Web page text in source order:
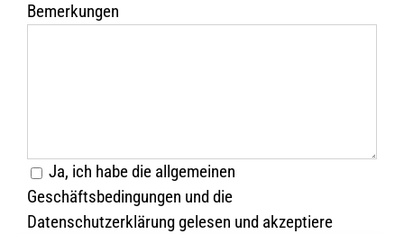
Bemerkungen
Ja, ich habe die allgemeinen
Geschäftsbedingungen und die
Datenschutzerklärung gelesen und akzeptiere